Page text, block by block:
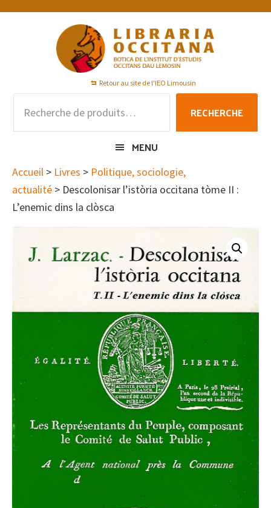
Passer
Passer
Passer
Retour au site de l'IEO Limousin
pour :
RECHERCHE
MENU
Accueil > Livres > Politique, sociologie,
actualité > Descolonisar l’istòria occitana tòme II :
L’enemic dins la clòsca